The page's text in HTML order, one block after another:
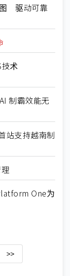
驱动可靠
术
制霸效能无
站支持越南制
One为
>>